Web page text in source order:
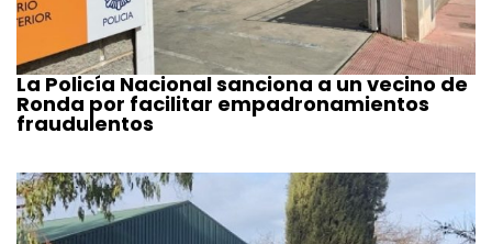
La Policía Nacional sanciona a un vecino de
Ronda por facilitar empadronamientos
fraudulentos